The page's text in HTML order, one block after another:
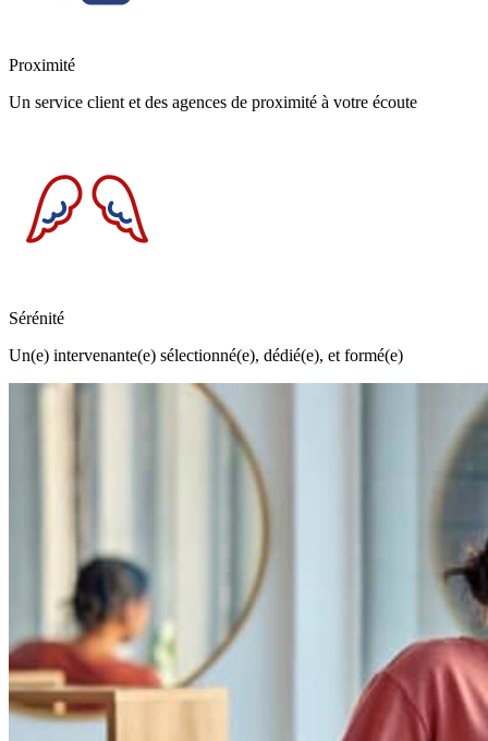
Proximité
Un service client et des agences de proximité à votre écoute
Sérénité
Un(e) intervenante(e) sélectionné(e), dédié(e), et formé(e)